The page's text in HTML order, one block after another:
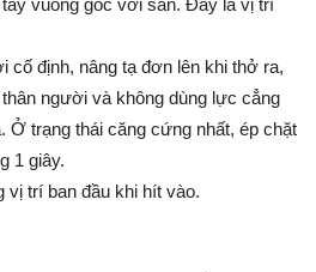
vuông góc với sàn. Đây là vị trí
cố định, nâng tạ đơn lên khi thở ra,
người và không dùng lực cẳng
Ở trạng thái căng cứng nhất, ép chặt
1 giây.
vị trí ban đầu khi hít vào.